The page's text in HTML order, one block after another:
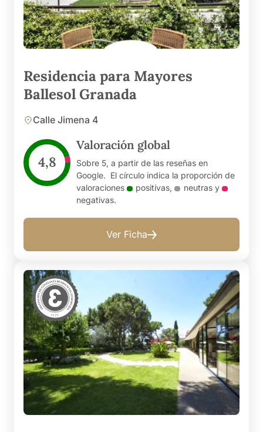
Residencia para Mayores
Ballesol Granada
Calle Jimena 4
4,8
Valoración global
Sobre 5, a partir de las reseñas en
Google. El círculo indica la proporción de
valoraciones
positivas, neutrasy
negativas.
Ver Ficha